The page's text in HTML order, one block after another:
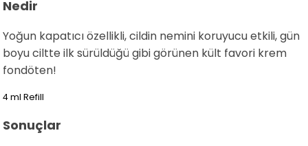
Nedir
Yoğun kapatıcı özellikli, cildin nemini koruyucu etkili, gün
boyu ciltte ilk sürüldüğü gibi görünen kült favori krem
fondöten!
4 ml Refill
Sonuçlar